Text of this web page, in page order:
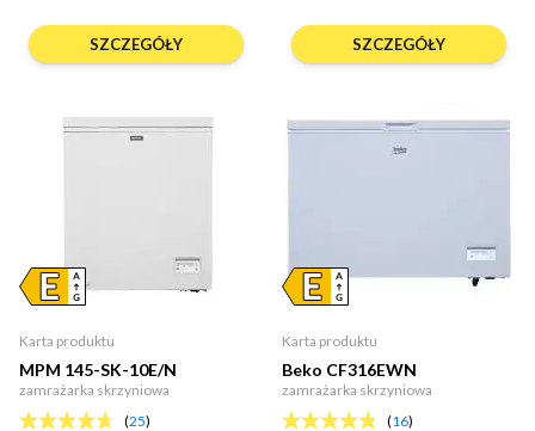
SZCZEGÓŁY SZCZEGÓŁY
Karta produktu
MPM 145-SK-10E/N
zamrażarka skrzyniowa
(25)
Karta produktu
Beko CF316EWN
zamrażarka skrzyniowa
(16)